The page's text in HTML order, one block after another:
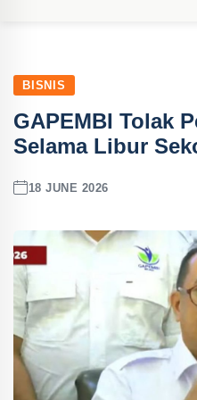
BISNIS
GAPEMBI Tolak
Selama Libur
18 JUNE 2026